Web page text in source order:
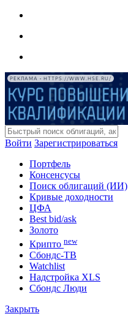
РЕКЛАМА • HTTPS://WWW.HSE.RU/
Войти Зарегистрироваться
Портфель
Консенсусы
Поиск облигаций (ИИ)
Кривые доходности
ЦФА
Best bid/ask
Золото
Крипто new
Сбондс-ТВ
Watchlist
Надстройка XLS
Сбондс Люди
Закрыть